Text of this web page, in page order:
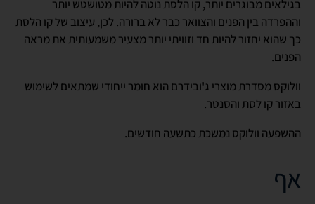
בגילאים מבוגרים יותר, קו הלסת נוטה להיות מטושטש יותר
וההפרדה בין הפנים והצוואר כבר לא ברורה. לכן, עיצוב של קו הלסת
כך שהוא יחזור להיות חד וזוויתי יותר מצעיר משמעותית את מראה
הפנים.
וולוקס מסדרת מוצרי ג'ובידרם הוא חומר ייחודי שמתאים לשימוש
באזור קו לסת והסנטר.
ההשפעה וולוקס נמשכת כתשעה חודשים.
אף